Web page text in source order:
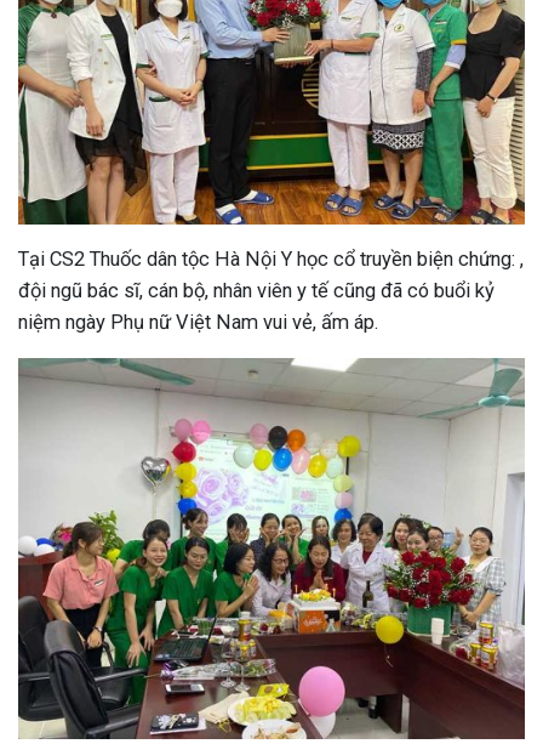
Tại CS2 Thuốc dân tộc Hà Nội Y học cổ truyền biện chứng: ,
đội ngũ bác sĩ, cán bộ, nhân viên y tế cũng đã có buổi kỷ
niệm ngày Phụ nữ Việt Nam vui vẻ, ấm áp.